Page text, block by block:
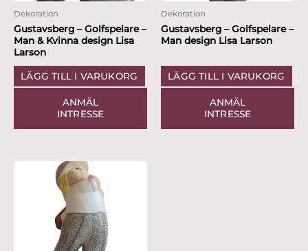
Dekoration
Gustavsberg – Golfspelare –
Man & Kvinna design Lisa
Larson
LÄGG TILL I VARUKORG
ANMÄL
INTRESSE
Dekoration
Gustavsberg – Golfspelare –
Man design Lisa Larson
LÄGG TILL I VARUKORG
ANMÄL
INTRESSE